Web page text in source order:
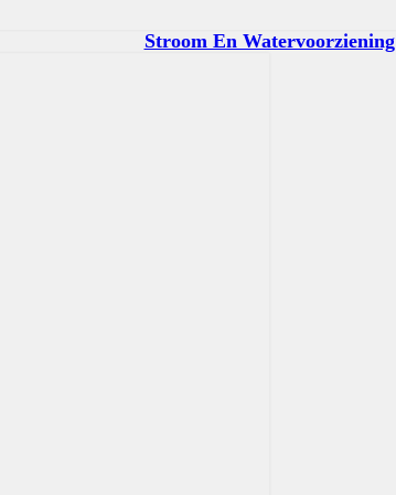
Stroom En Watervoorziening